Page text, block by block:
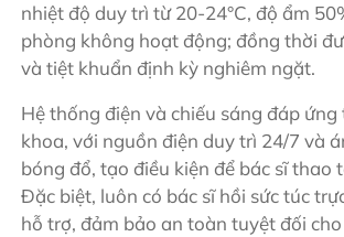
nhiệt độ duy trì từ 20-24°C, độ ẩm
phòng không hoạt động; đồng thời
và tiệt khuẩn định kỳ nghiêm ngặt.
Hệ thống điện và chiếu sáng đáp ứng
khoa, với nguồn điện duy trì 24/7 và
bóng đổ, tạo điều kiện để bác sĩ thao
Đặc biệt, luôn có bác sĩ hồi sức túc
hỗ trợ, đảm bảo an toàn tuyệt đối